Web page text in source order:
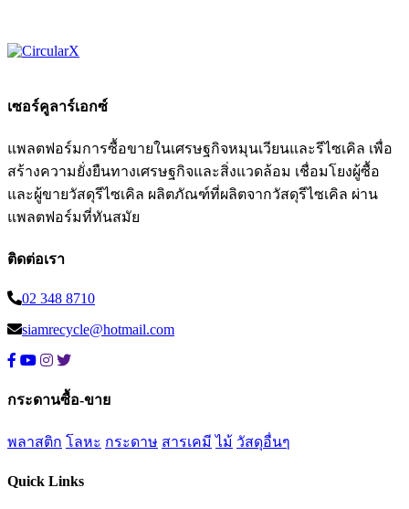
เซอร์คูลาร์เอกซ์
แพลตฟอร์มการซื้อขายในเศรษฐกิจหมุนเวียนและรีไซเคิล เพื่อ
สร้างความยั่งยืนทางเศรษฐกิจและสิ่งแวดล้อม เชื่อมโยงผู้ซื้อ
และผู้ขายวัสดุรีไซเคิล ผลิตภัณฑ์ที่ผลิตจากวัสดุรีไซเคิล ผ่าน
แพลตฟอร์มที่ทันสมัย
ติดต่อเรา
02 348 8710
siamrecycle@hotmail.com
กระดานซื้อ-ขาย
พลาสติก โลหะ กระดาษ สารเคมี ไม้ วัสดุอื่นๆ
Quick Links